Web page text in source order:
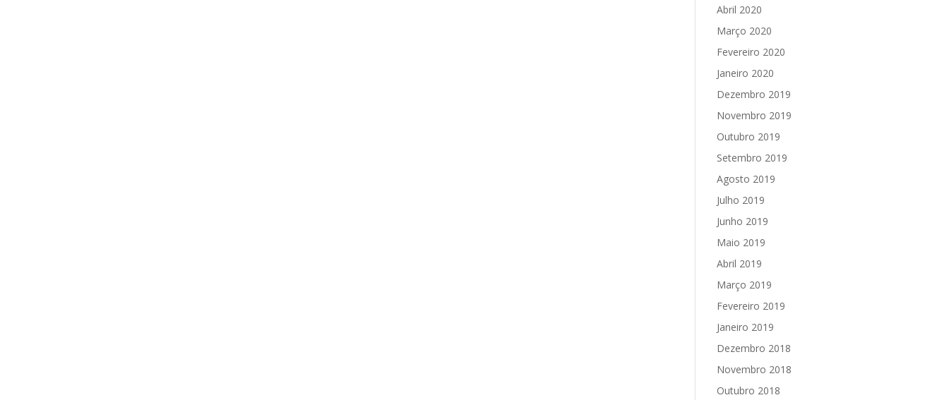
Abril 2020
Março 2020
Fevereiro 2020
Janeiro 2020
Dezembro 2019
Novembro 2019
Outubro 2019
Setembro 2019
Agosto 2019
Julho 2019
Junho 2019
Maio 2019
Abril 2019
Março 2019
Fevereiro 2019
Janeiro 2019
Dezembro 2018
Novembro 2018
Outubro 2018